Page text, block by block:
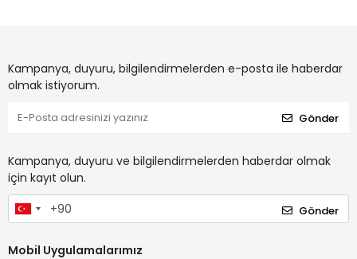
Kampanya, duyuru, bilgilendirmelerden e-posta ile haberdar
olmak istiyorum.
Gönder
Kampanya, duyuru ve bilgilendirmelerden haberdar olmak
için kayıt olun.
Gönder
Mobil Uygulamalarımız